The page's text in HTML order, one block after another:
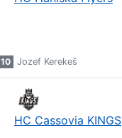
10 Jozef Kerekeš
HC Cassovia KINGS